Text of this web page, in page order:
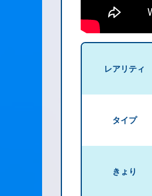
レアリティ
タイプ
きょり